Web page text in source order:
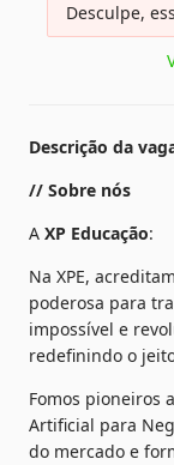
Desculpe,
Descrição da
// Sobre nós
A XP Educação:
Na XPE,
poderosa para
impossível e
redefinindo o
Fomos pioneiros
Artificial para
do mercado e